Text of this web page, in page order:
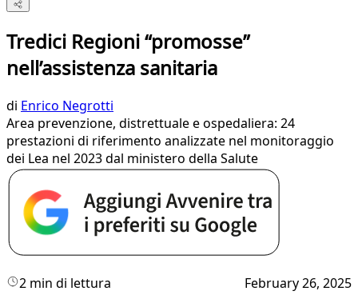
Tredici Regioni “promosse”
nell’assistenza sanitaria
di Enrico Negrotti
Area prevenzione, distrettuale e ospedaliera: 24
prestazioni di riferimento analizzate nel monitoraggio
dei Lea nel 2023 dal ministero della Salute
2 min di lettura February 26, 2025